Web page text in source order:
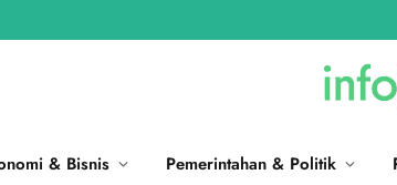
& Bisnis Pemerintahan & Politik